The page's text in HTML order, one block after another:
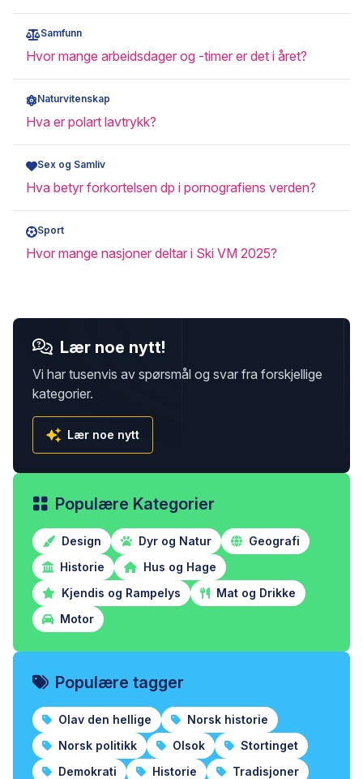
Samfunn
Hvor mange arbeidsdager og -timer er det i året?
Naturvitenskap
Hva er polart lavtrykk?
Sex og Samliv
Hva betyr forkortelsen dp i pornografiens verden?
Sport
Hvor mange nasjoner deltar i Ski VM 2025?
Lær noe nytt!
Vi har tusenvis av spørsmål og svar fra forskjellige
kategorier.
Lær noe nytt
Populære Kategorier
Design Dyr og Natur
Geografi
Historie
Hus og Hage
Kjendis og Rampelys
Mat og Drikke
Motor
Populære tagger
Olav den hellige
Norsk historie
Norsk politikk
Olsok
Stortinget
Demokrati
Historie
Tradisjoner